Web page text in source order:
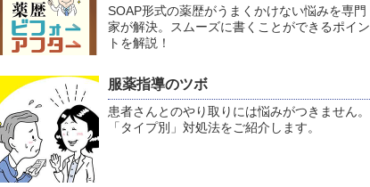
SOAP形式の薬歴がうまくかけない悩みを専門
家が解決。スムーズに書くことができるポイン
トを解説！
服薬指導のツボ
患者さんとのやり取りには悩みがつきません。
「タイプ別」対処法をご紹介します。